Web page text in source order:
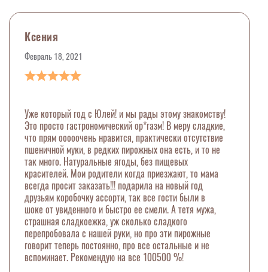
Ксения
Февраль 18, 2021
Уже который год с Юлей! и мы рады этому знакомству!
Это просто гастрономический ор*газм! В меру сладкие,
что прям ооооочень нравится, практически отсутствие
пшеничной муки, в редких пирожных она есть, и то не
так много. Натуральные ягоды, без пищевых
красителей. Мои родители когда приезжают, то мама
всегда просит заказать!!! подарила на новый год
друзьям коробочку ассорти, так все гости были в
шоке от увиденного и быстро ее смели. А тетя мужа,
страшная сладкоежка, уж сколько сладкого
перепробовала с нашей руки, но про эти пирожные
говорит теперь постоянно, про все остальные и не
вспоминает. Рекомендую на все 100500 %!